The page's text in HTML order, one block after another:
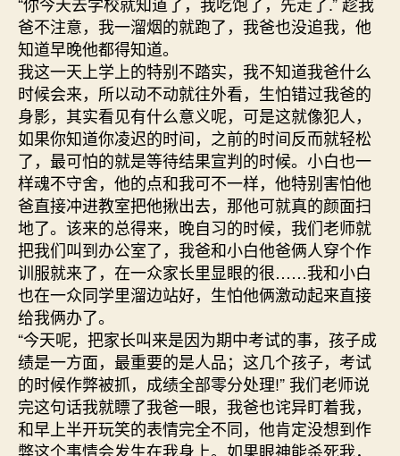
爸不注意，我一溜烟的就跑了，我爸也没追我，他
知道早晚他都得知道。
我这一天上学上的特别不踏实，我不知道我爸什么
时候会来，所以动不动就往外看，生怕错过我爸的
身影，其实看见有什么意义呢，可是这就像犯人，
如果你知道你凌迟的时间，之前的时间反而就轻松
了，最可怕的就是等待结果宣判的时候。小白也一
样魂不守舍，他的点和我可不一样，他特别害怕他
爸直接冲进教室把他揪出去，那他可就真的颜面扫
地了。该来的总得来，晚自习的时候，我们老师就
把我们叫到办公室了，我爸和小白他爸俩人穿个作
训服就来了，在一众家长里显眼的很……我和小白
也在一众同学里溜边站好，生怕他俩激动起来直接
给我俩办了。
“今天呢，把家长叫来是因为期中考试的事，孩子成
绩是一方面，最重要的是人品；这几个孩子，考试
的时候作弊被抓，成绩全部零分处理!” 我们老师说
完这句话我就瞟了我爸一眼，我爸也诧异盯着我，
和早上半开玩笑的表情完全不同，他肯定没想到作
弊这个事情会发生在我身上。如果眼神能杀死我，